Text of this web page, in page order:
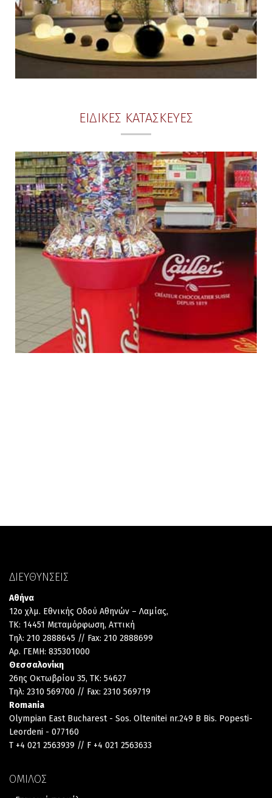
ΕΙΔΙΚΕΣ ΚΑΤΑΣΚΕΥΕΣ
ΔΙΕΥΘΥΝΣΕΙΣ
Αθήνα
12ο χλμ. Εθνικής Οδού Αθηνών – Λαμίας,
TK: 14451 Μεταμόρφωση, Αττική
Τηλ: 210 2888645 // Fax: 210 2888699
Αρ. ΓΕΜΗ: 835301000
Θεσσαλονίκη
26ης Οκτωβρίου 35, TK: 54627
Τηλ: 2310 569700 // Fax: 2310 569719
Romania
Olympian East Bucharest - Sos. Oltenitei nr.249 B Bis. Popesti-
Leordeni - 077160
T +4 021 2563939 // F +4 021 2563633
ΟΜΙΛΟΣ